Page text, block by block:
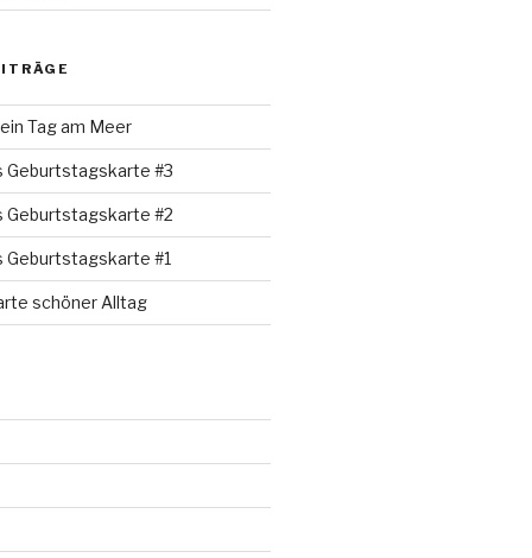
Tag am Meer
Geburtstagskarte #3
Geburtstagskarte #2
Geburtstagskarte #1
schöner Alltag